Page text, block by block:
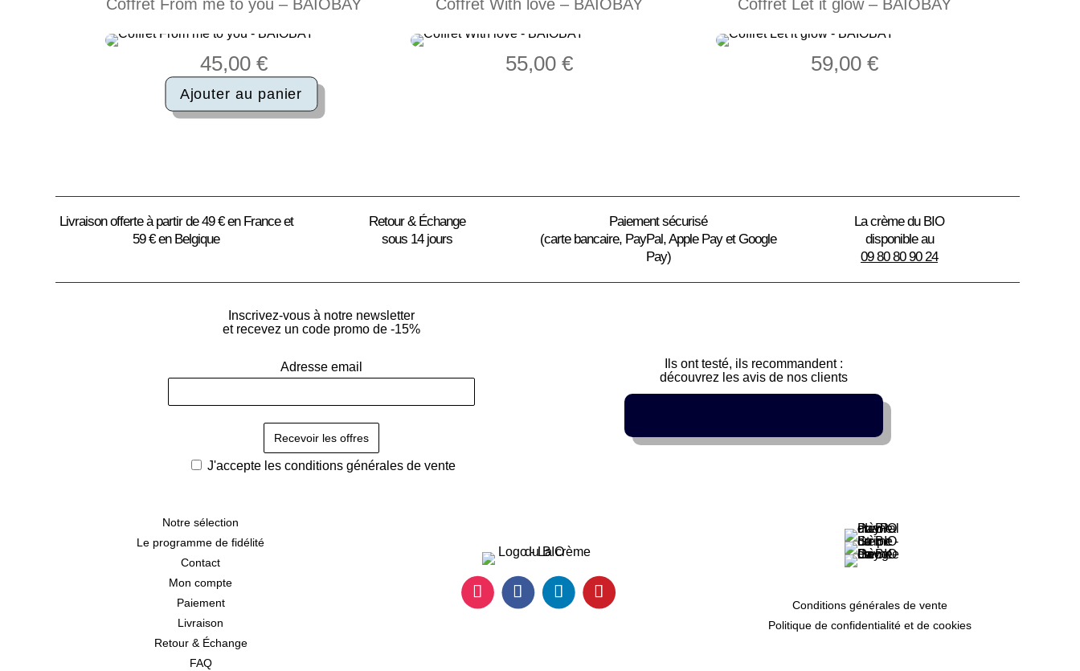
Coffret From me to you – BAIOBAY
45,00€
quantité
you
BAIOBAY
Ajouter au panier
Coffret With love – BAIOBAY
55,00 €
Coffret Let it glow – BAIOBAY
59,00 €
Livraison offerte à partir de 49 € en France et
59 € en Belgique
Retour & Échange
sous 14 jours
Paiement sécurisé
(carte bancaire, PayPal, Apple Pay et Google
Pay)
La crème du BIO
disponible au
09 80 80 90 24
Inscrivez-vous à notre newsletter
et recevez un code promo de -15%
Adresse email
J'accepte les conditions générales de vente
Ils ont testé, ils recommandent :
découvrez les avis de nos clients
Notre sélection
Le programme de fidélité
Contact
Mon compte
Paiement
Livraison
Retour & Échange
FAQ
Conditions générales de vente
Politique de confidentialité et de cookies